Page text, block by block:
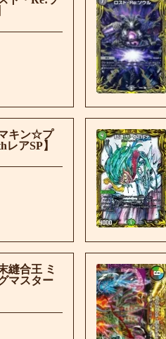
キン☆プ
レアSP】
縫合王 ミ
マスター